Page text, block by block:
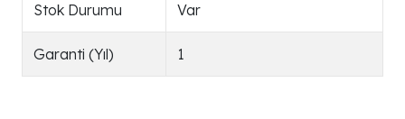
Stok Durumu Var
Garanti (Yıl) 1